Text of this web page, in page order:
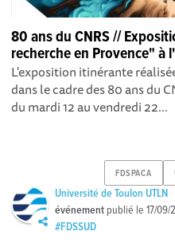
80 ans du CNRS //
recherche en Provence" à
L'exposition itinérante
dans le cadre des 80 ans du
du mardi 12 au vendredi 22...
FDSPACA
Université de Toulon UTLN
événement publié le17/09/
#FDSSUD